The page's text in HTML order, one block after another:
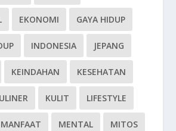
EKONOMI GAYA HIDUP
INDONESIA JEPANG
KEINDAHAN KESEHATAN
KULIT LIFESTYLE
MANFAAT MENTAL MITOS